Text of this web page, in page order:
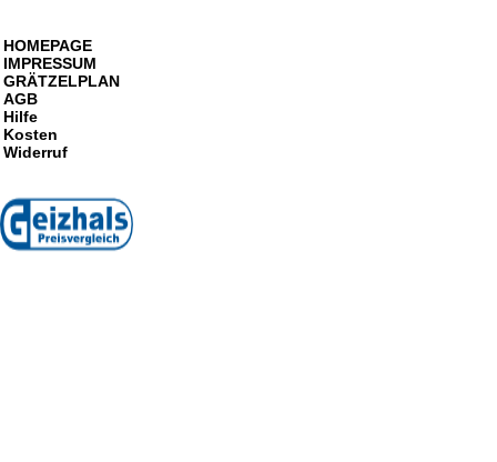
HOMEPAGE
IMPRESSUM
GRÄTZELPLAN
AGB
Hilfe
Kosten
Widerruf